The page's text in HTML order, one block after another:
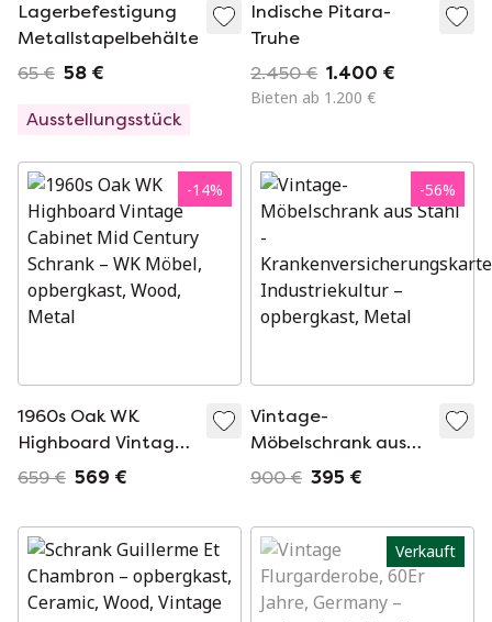
Lagerbefestigung
Metallstapelbehälter
65 € 58 €
Ausstellungsstück
Indische Pitara-
Truhe
2.450 € 1.400 €
Bieten ab 1.200 €
-14%
1960s Oak WK
Highboard Vintage
Cabinet Mid
659 € 569 €
-56%
Vintage-
Möbelschrank aus
Stahl -
Industriekultur
900 € 395 €
Verkauft